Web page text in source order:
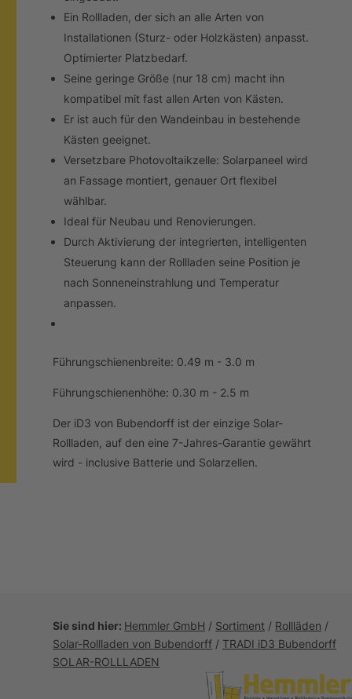
Ein Rollladen, der sich an alle Arten von
Installationen (Sturz- oder Holzkästen) anpasst.
Optimierter Platzbedarf.
Seine geringe Größe (nur 18 cm) macht ihn
kompatibel mit fast allen Arten von Kästen.
Er ist auch für den Wandeinbau in bestehende
Kästen geeignet.
Versetzbare Photovoltaikzelle: Solarpaneel wird
an Fassage montiert, genauer Ort flexibel
wählbar.
Ideal für Neubau und Renovierungen.
Durch Aktivierung der integrierten, intelligenten
Steuerung kann der Rollladen seine Position je
nach Sonneneinstrahlung und Temperatur
anpassen.
Führungschienenbreite: 0.49 m - 3.0 m
Führungschienenhöhe: 0.30 m - 2.5 m
Der iD3 von Bubendorff ist der einzige Solar-
Rollladen, auf den eine 7-Jahres-Garantie gewährt
wird - inclusive Batterie und Solarzellen.
Sie sind hier: Hemmler GmbH / Sortiment / Rollläden /
Solar-Rollladen von Bubendorff / TRADI iD3 Bubendorff
SOLAR-ROLLLADEN